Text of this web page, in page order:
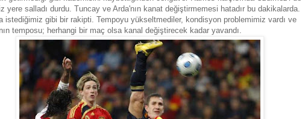
yere salladı durdu. Tuncay ve Arda'nın kanat değiştirmemesi hatadır bu dakikalarda.
istediğimiz gibi bir rakipti. Tempoyu yükseltmediler, kondisyon problemimiz vardı ve
temposu; herhangi bir maç olsa kanal değiştirecek kadar yavandı.